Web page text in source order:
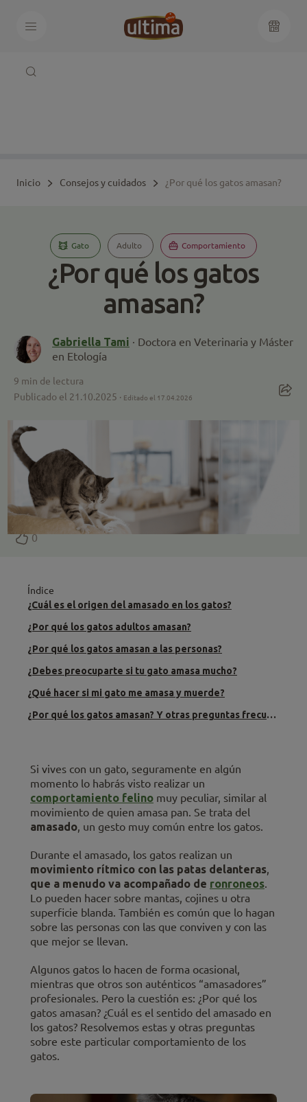
Inicio Consejos y cuidados ¿Por qué los gatos amasan?
Gato Adulto Comportamiento
¿Por qué los gatos
amasan?
Gabriella Tami · Doctora en Veterinaria y Máster
en Etología
9 min de lectura
Publicado el 21.10.2025 · Editado el 17.04.2026
0
Índice
¿Cuál es el origen del amasado en los gatos?
¿Por qué los gatos adultos amasan?
¿Por qué los gatos amasan a las personas?
¿Debes preocuparte si tu gato amasa mucho?
¿Qué hacer si mi gato me amasa y muerde?
¿Por qué los gatos amasan? Y otras preguntas frecuentes
Si vives con un gato, seguramente en algún
momento lo habrás visto realizar un
comportamiento felino muy peculiar, similar al
movimiento de quien amasa pan. Se trata del
amasado , un gesto muy común entre los gatos.
Durante el amasado, los gatos realizan un
movimiento rítmico con las patas delanteras
que a menudo va acompañado de ronroneos
Lo pueden hacer sobre mantas, cojines u otra
superficie blanda. También es común que lo hagan
sobre las personas con las que conviven y con las
que mejor se llevan.
Algunos gatos lo hacen de forma ocasional,
mientras que otros son auténticos “amasadores”
profesionales. Pero la cuestión es: ¿Por qué los
gatos amasan? ¿Cuál es el sentido del amasado en
los gatos? Resolvemos estas y otras preguntas
sobre este particular comportamiento de los
gatos.